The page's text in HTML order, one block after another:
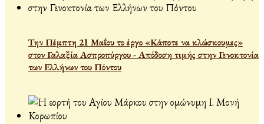
Την Πέμπτη 21 Μαΐου το έργο «Κάποτε να κλώσκουμες»
στον Γαλαξία Ασπροπύργου - Απόδοση τιμής στην Γενοκτονία
των Ελλήνων του Πόντου